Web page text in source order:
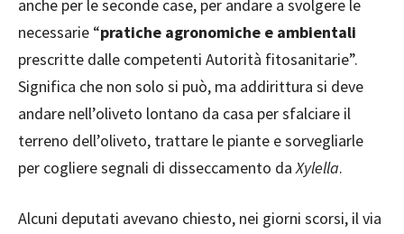
anche per le seconde case, per andare a svolgere le
necessarie “pratiche agronomiche e ambientali
prescritte dalle competenti Autorità fitosanitarie”.
Significa che non solo si può, ma addirittura si deve
andare nell’oliveto lontano da casa per sfalciare il
terreno dell’oliveto, trattare le piante e sorvegliarle
per cogliere segnali di disseccamento daXylella.
Alcuni deputati avevano chiesto, nei giorni scorsi, il via